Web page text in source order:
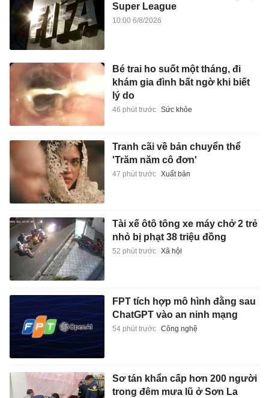
Super League
10:00 6/8/2026
Bé trai ho suốt một tháng, đi
khám gia đình bất ngờ khi biết
lý do
46 phút trước Sức khỏe
Tranh cãi về bản chuyển thể
'Trăm năm cô đơn'
47 phút trước Xuất bản
Tài xế ôtô tông xe máy chở 2 trẻ
nhỏ bị phạt 38 triệu đồng
52 phút trước Xã hội
FPT tích hợp mô hình đằng sau
ChatGPT vào an ninh mạng
54 phút trước Công nghệ
Sơ tán khẩn cấp hơn 200 người
trong đêm mưa lũ ở Sơn La